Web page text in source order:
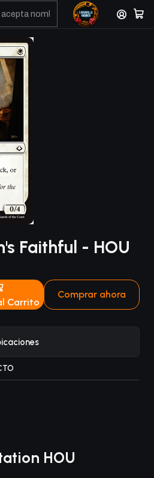
y transferencias por Whatsapp
Faithful - HOU
Carrito
Comprar ahora
HOU